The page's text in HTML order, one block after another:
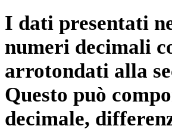
I dati presentati
numeri decimali
arrotondati alla
Questo può
decimale,